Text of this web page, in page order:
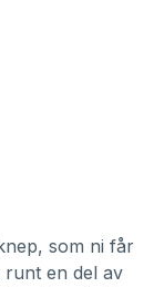
som ni får
runt en del av